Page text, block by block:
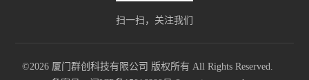
扫一扫，关注我们
©2026 厦门群创科技有限公司 版权所有 All Rights Reserved.